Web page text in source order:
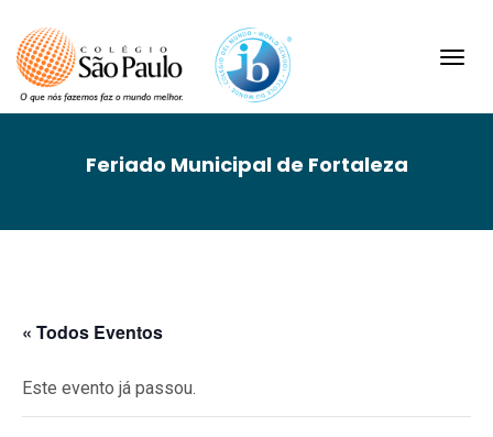
Feriado Municipal de Fortaleza
« Todos Eventos
Este evento já passou.